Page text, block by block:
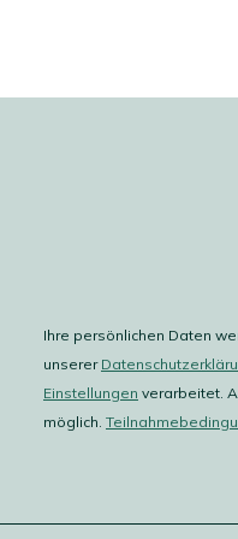
Ihre persönlichen Daten
unserer
Einstellungen verarbeitet.
möglich.